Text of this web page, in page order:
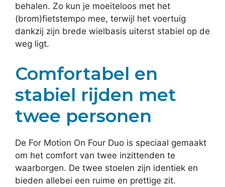
behalen. Zo kun je moeiteloos met het
(brom)fietstempo mee, terwijl het voertuig
dankzij zijn brede wielbasis uiterst stabiel op de
weg ligt.
Comfortabel en
stabiel rijden met
twee personen
De For Motion On Four Duo is speciaal gemaakt
om het comfort van twee inzittenden te
waarborgen. De twee stoelen zijn identiek en
bieden allebei een ruime en prettige zit.